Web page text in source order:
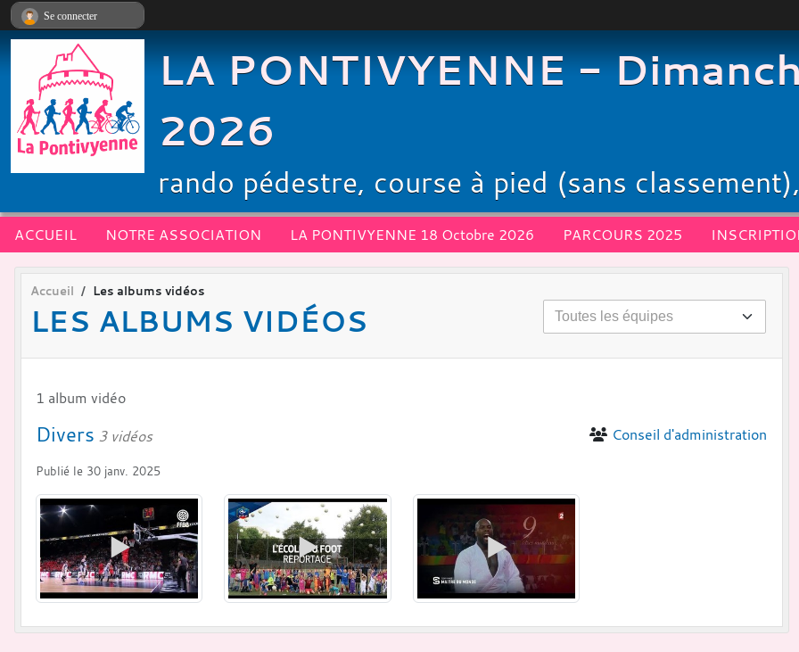
LA PONTIVYENNE -
2026
rando pédestre, course à pied (sans
ACCUEIL NOTRE ASSOCIATION LA PONTIVYENNE 18 Octobre 2026 PARCOURS 2025
Accueil Les albums vidéos
LES ALBUMS VIDÉOS
1 album vidéo
Divers 3 vidéos Conseil d'administration
Publié le 30 janv. 2025
Se connecter
Panneau de gestion des cookies